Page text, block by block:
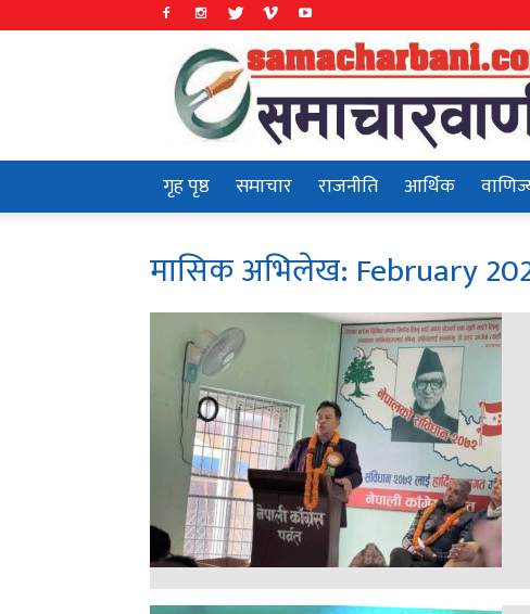
Samachar
Bani
गृह पृष्ठ समाचार राजनीति आर्थिक
मासिक अभिलेख: February